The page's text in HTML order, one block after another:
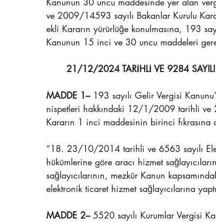
ve 2009/14593 sayılı Bakanlar Kurulu
ekli Kararın yürürlüğe konulmasına, 193
Kanunun 15 inci ve 30 uncu maddeleri
21/12/2024 TARİHLİ VE 9284
MADDE 1– 193 sayılı Gelir Vergisi
nispetleri hakkındaki 12/1/2009 tarihli ve
Kararın 1 inci maddesinin birinci fıkrasına
“18. 23/10/2014 tarihli ve 6563 sayılı
hükümlerine göre aracı hizmet
sağlayıcılarının, mezkûr Kanun
elektronik ticaret hizmet sağlayıcılarına
MADDE 2– 5520 sayılı Kurumlar Vergisi